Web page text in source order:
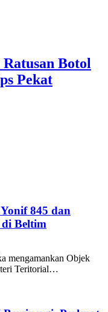
Botol
Pekat
845 dan
Beltim
mengamankan Objek
Teritorial…